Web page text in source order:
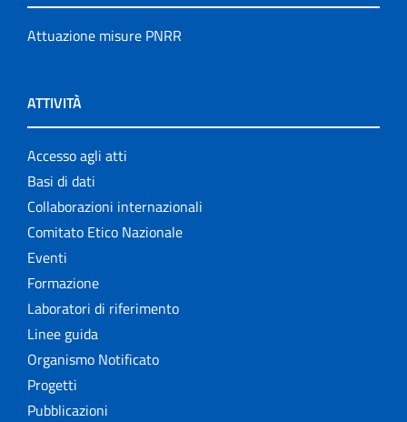
Attuazione misure PNRR
ATTIVITÀ
Accesso agli atti
Basi di dati
Collaborazioni internazionali
Comitato Etico Nazionale
Eventi
Formazione
Laboratori di riferimento
Linee guida
Organismo Notificato
Progetti
Pubblicazioni